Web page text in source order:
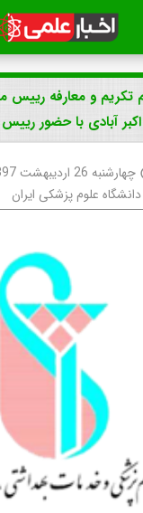
تکریم و معارفه رییس
آبادی با حضور رییس
چهارشنبه 26 اردیبهشت 1397 ساعت 12:49
دانشگاه علوم پزشکی ایران